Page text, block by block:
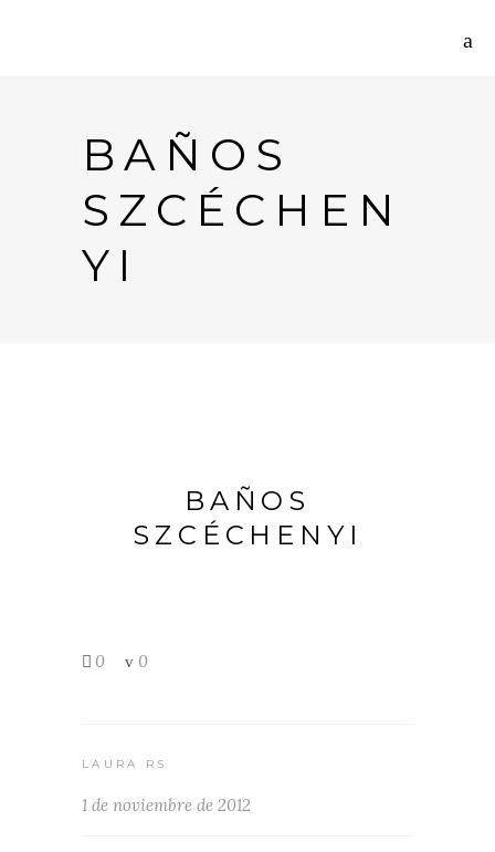
BAÑOS
SZCÉCHEN
YI
BAÑOS
SZCÉCHENYI
0 0
LAURA RS
1 de noviembre de 2012